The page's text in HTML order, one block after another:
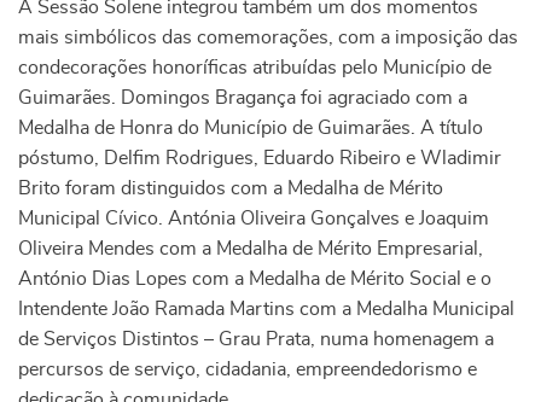
A Sessão Solene integrou também um dos momentos
mais simbólicos das comemorações, com a imposição das
condecorações honoríficas atribuídas pelo Município de
Guimarães. Domingos Bragança foi agraciado com a
Medalha de Honra do Município de Guimarães. A título
póstumo, Delfim Rodrigues, Eduardo Ribeiro e Wladimir
Brito foram distinguidos com a Medalha de Mérito
Municipal Cívico. Antónia Oliveira Gonçalves e Joaquim
Oliveira Mendes com a Medalha de Mérito Empresarial,
António Dias Lopes com a Medalha de Mérito Social e o
Intendente João Ramada Martins com a Medalha Municipal
de Serviços Distintos – Grau Prata, numa homenagem a
percursos de serviço, cidadania, empreendedorismo e